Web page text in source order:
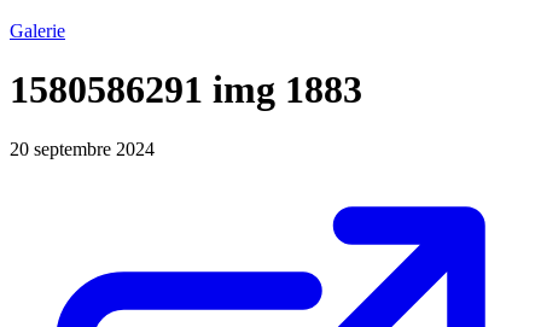
Galerie
1580586291 img 1883
20 septembre 2024